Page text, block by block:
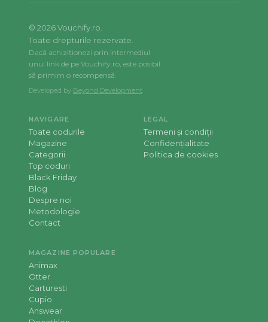
© 2026Vouchify.ro.
Toate drepturile rezervate.
Dacă achiziționezi prin intermediul
unui link de pe Vouchify.ro, este posibil
să primim o recompensă.
Developed by Beyond Development
NAVIGARE
Toate codurile
Magazine
Categorii
Top coduri
Black Friday
Blog
Despre noi
Metodologie
Contact
LEGAL
Termeni și condiții
Confidențialitate
Politica de cookies
MAGAZINE POPULARE
Animax
Otter
Carturesti
Cupio
Answear